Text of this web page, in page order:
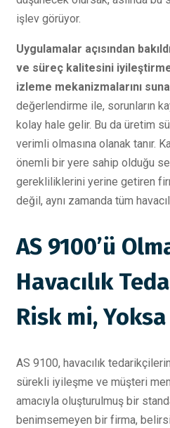
işlev görüyor.
Uygulamalar açısından
ve süreç kalitesini
izleme mekanizmalarını
değerlendirme ile, sorunların
kolay hale gelir. Bu da üretim
verimli olmasına olanak tanır.
önemli bir yere sahip olduğu
gerekliliklerini yerine getiren
değil, aynı zamanda tüm
AS 9100’ü
Havacılık
Risk mi, Yoksa
AS 9100, havacılık
sürekli iyileşme ve müşteri
amacıyla oluşturulmuş bir
benimsemeyen bir firma,